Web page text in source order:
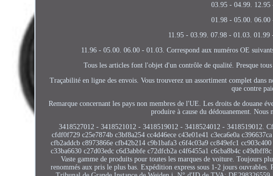
03.95 - 04.99. 12.95
01.98 - 05.00. 06.00
11.95 - 03.99. 07.98 - 01.03.
11.96 - 05.00. 06.00 - 01.03. Correspond aux numéros OE
Tous les articles font l'objet d'un contrôle de qualité. Presque
Traçabilité en ligne des envois. Vous trouverez un assortiment complet
que contre
Remarque concernant les pays non membres de l'UE. Les droits de douane
produire à cause du dédouanement. Nous
3418527012 - 3418521012 - 3418519012 - 3418524012 - 3418519012.
cfdf0f729 c25e7874b c3bf8a254 cc4d46ece c43e01e41 c3eca6e0a
cfb2addcb c8973866e cfb42b214 c9b1bafa3 c6f4c03a9 cc849efc1
c33ba6630 c27d03edc c6d3abbfe c72dfcb2a c4f6455a1 c6cba8b4c
Vaste gamme de produits pour toutes les marques de voiture. Toujours
renommés aux pris le plus bas. Expédition express sous 1-2 jours